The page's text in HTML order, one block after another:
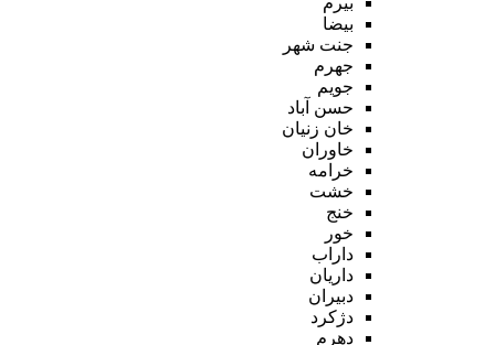
بیضا
جنت شهر
جهرم
جویم
حسن آباد
خان زنیان
خاوران
خرامه
خشت
خنج
خور
داراب
داریان
دبیران
دژکرد
دهرم